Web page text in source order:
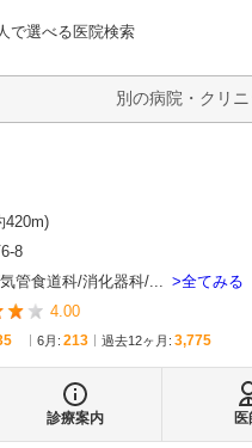
で選べる医院検索
なび
420m)
8
気管食道科 消化器科 ...
全てみる
4.00
6月 : 213 過去12ヶ月: 3,775
診療案内